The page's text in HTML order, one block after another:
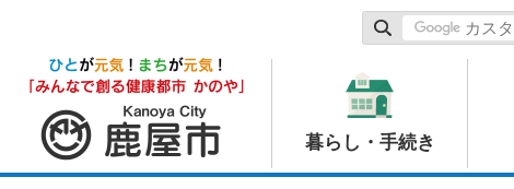
鹿屋市
暮らし・手続き